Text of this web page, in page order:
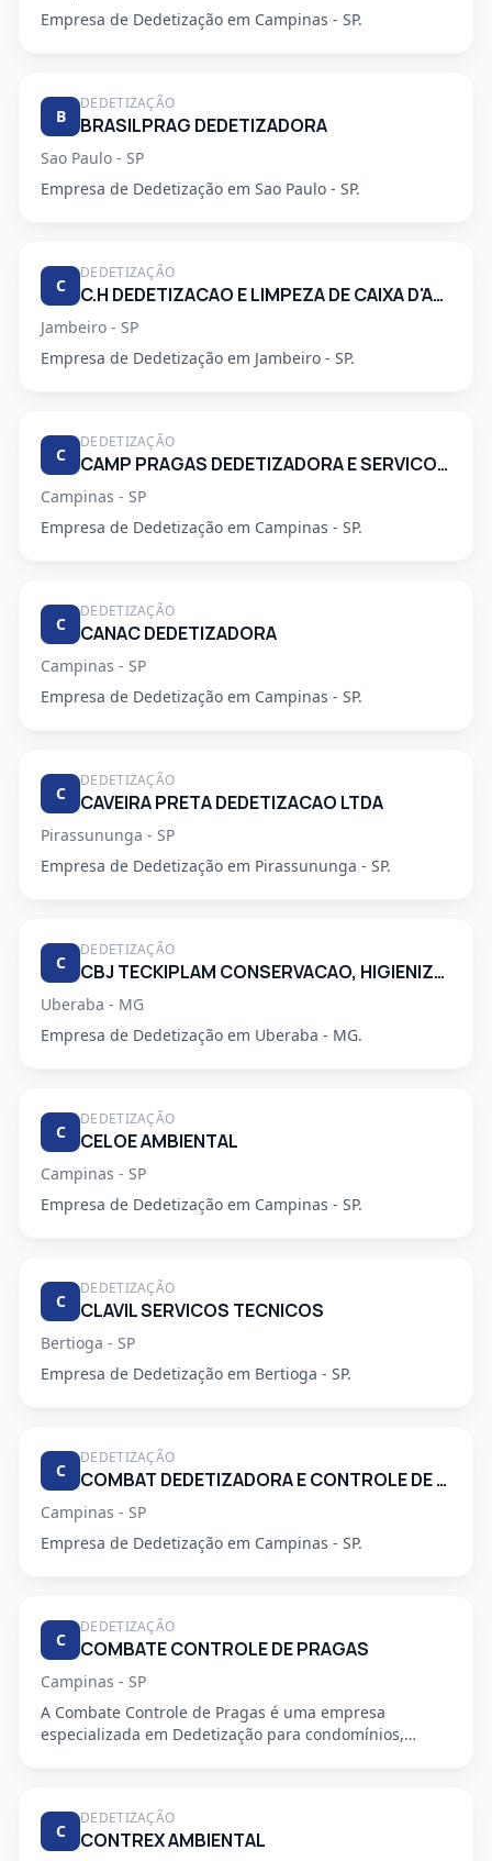
Empresa de Dedetização em Campinas - SP.
B
DEDETIZAÇÃO
BRASILPRAG DEDETIZADORA
Sao Paulo - SP
Empresa de Dedetização em Sao Paulo - SP.
C
DEDETIZAÇÃO
C.H DEDETIZACAO E LIMPEZA DE CAIXA D'AGUA LTDA
Jambeiro - SP
Empresa de Dedetização em Jambeiro - SP.
C
DEDETIZAÇÃO
CAMP PRAGAS DEDETIZADORA E SERVICOS DE LIMPEZA LTDA
Campinas - SP
Empresa de Dedetização em Campinas - SP.
C
DEDETIZAÇÃO
CANAC DEDETIZADORA
Campinas - SP
Empresa de Dedetização em Campinas - SP.
C
DEDETIZAÇÃO
CAVEIRA PRETA DEDETIZACAO LTDA
Pirassununga - SP
Empresa de Dedetização em Pirassununga - SP.
C
DEDETIZAÇÃO
CBJ TECKIPLAM CONSERVACAO, HIGIENIZACAO E LIMPEZA.
Uberaba - MG
Empresa de Dedetização em Uberaba - MG.
C
DEDETIZAÇÃO
CELOE AMBIENTAL
Campinas - SP
Empresa de Dedetização em Campinas - SP.
C
DEDETIZAÇÃO
CLAVIL SERVICOS TECNICOS
Bertioga - SP
Empresa de Dedetização em Bertioga - SP.
C
DEDETIZAÇÃO
COMBAT DEDETIZADORA E CONTROLE DE PRAGAS URBANAS
Campinas - SP
Empresa de Dedetização em Campinas - SP.
C
DEDETIZAÇÃO
COMBATE CONTROLE DE PRAGAS
Campinas - SP
A Combate Controle de Pragas é uma empresa
especializada em Dedetização para condomínios,
C
DEDETIZAÇÃO
CONTREX AMBIENTAL